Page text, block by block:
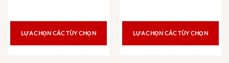
LỰA CHỌN CÁC TÙY CHỌN LỰA CHỌN CÁC TÙY CHỌN